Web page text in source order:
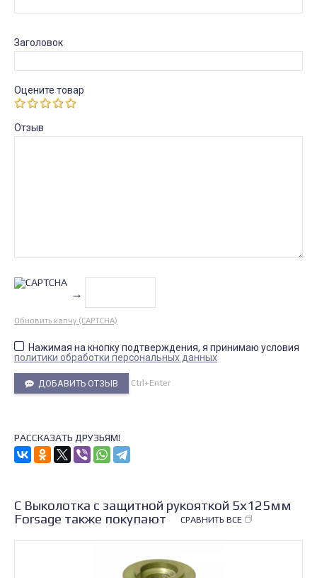
Заголовок
Оцените товар
Отзыв
→
Обновить капчу (CAPTCHA)
Нажимая на кнопку подтверждения, я принимаю условия
политики обработки персональных данных
ДОБАВИТЬ ОТЗЫВ Ctrl+Enter
РАССКАЗАТЬ ДРУЗЬЯМ!
С Выколотка c защитной рукояткой 5х125мм
Forsage также покупают
СРАВНИТЬ ВСЕ